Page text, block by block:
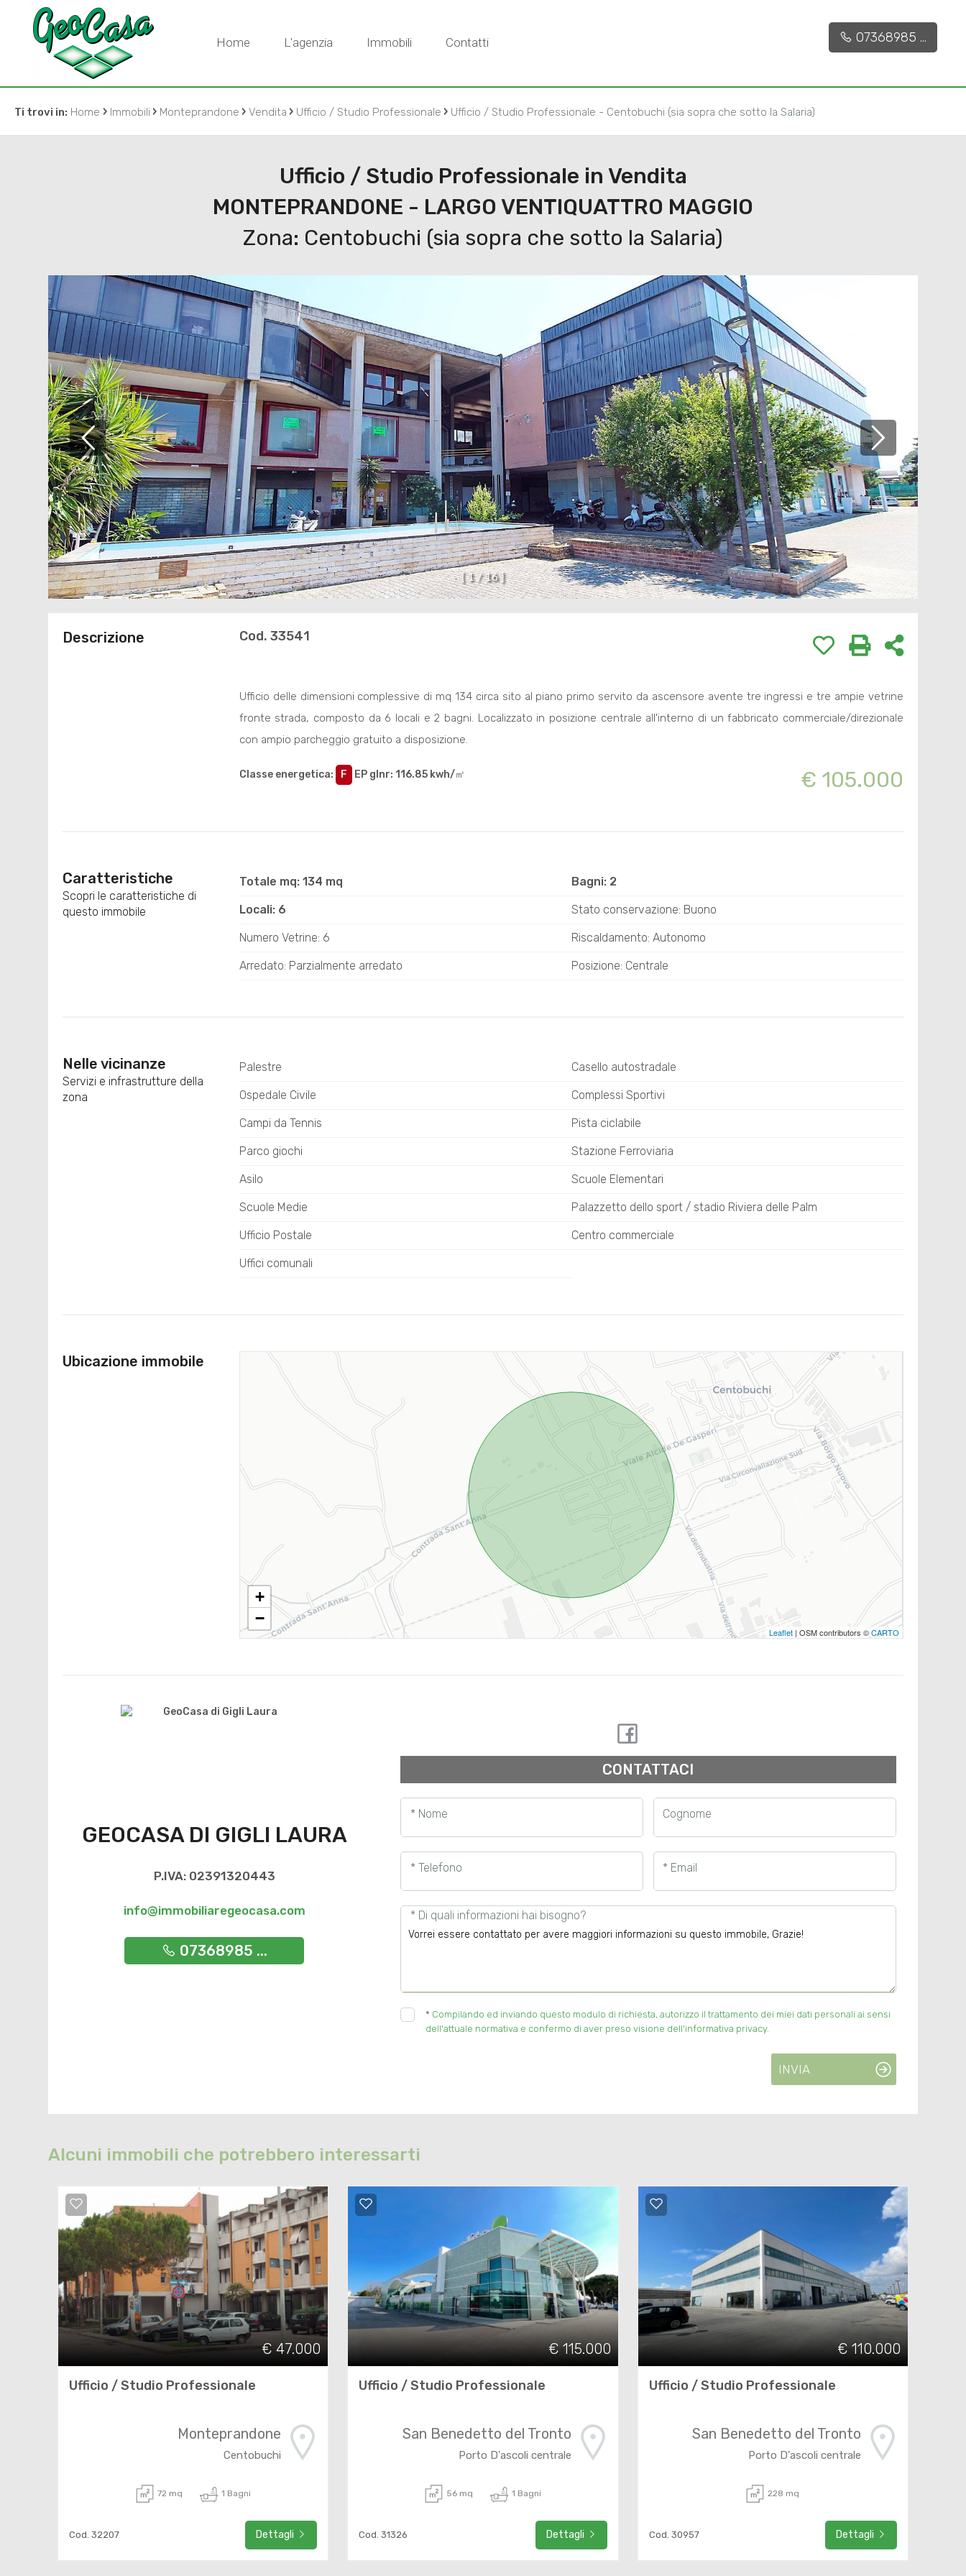
Home L'agenzia Immobili Contatti 07368985 ...
Ti trovi in: Home › Immobili › Monteprandone › Vendita › Ufficio / Studio Professionale › Ufficio / Studio Professionale - Centobuchi (sia sopra che sotto la Salaria)
Ufficio / Studio Professionale in Vendita
MONTEPRANDONE - LARGO VENTIQUATTRO MAGGIO
Zona: Centobuchi (sia sopra che sotto la Salaria)
[ 1 / 16 ]
Descrizione Cod. 33541
Ufficio delle dimensioni complessive di mq 134 circa sito al piano primo servito da ascensore avente tre ingressi e tre ampie vetrine
fronte strada, composto da 6 locali e 2 bagni. Localizzato in posizione centrale all'interno di un fabbricato commerciale/direzionale
con ampio parcheggio gratuito a disposizione.
Classe energetica: F EP glnr: 116.85 kwh/㎡ € 105.000
Caratteristiche
Scopri le caratteristiche di
questo immobile
Totale mq: 134 mq Bagni: 2
Locali: 6 Stato conservazione: Buono
Numero Vetrine: 6 Riscaldamento: Autonomo
Arredato: Parzialmente arredato Posizione: Centrale
Nelle vicinanze
Servizi e infrastrutture della
zona
Palestre Casello autostradale
Ospedale Civile Complessi Sportivi
Campi da Tennis Pista ciclabile
Parco giochi Stazione Ferroviaria
Asilo Scuole Elementari
Scuole Medie Palazzetto dello sport / stadio Riviera delle Palm
Ufficio Postale Centro commerciale
Uffici comunali
Ubicazione immobile
+
−
Leaflet| OSM contributors ©CARTO
GEOCASA DI GIGLI LAURA
P.IVA: 02391320443
info@immobiliaregeocasa.com
07368985 ...
CONTATTACI
* Nome Cognome
* Telefono * Email
* Di quali informazioni hai bisogno?
* Compilando ed inviando questo modulo di richiesta, autorizzo il trattamento dei miei dati personali ai sensi
dell'attuale normativa e confermo di aver preso visione dell'informativa privacy.
INVIA
Alcuni immobili che potrebbero interessarti
€ 47.000
Ufficio / Studio Professionale
Monteprandone
Centobuchi
72 mq 1 Bagni
Cod. 32207 Dettagli
€ 115.000
Ufficio / Studio Professionale
San Benedetto del Tronto
Porto D'ascoli centrale
56 mq 1 Bagni
Cod. 31326 Dettagli
€ 110.000
Ufficio / Studio Professionale
San Benedetto del Tronto
Porto D'ascoli centrale
228 mq
Cod. 30957 Dettagli